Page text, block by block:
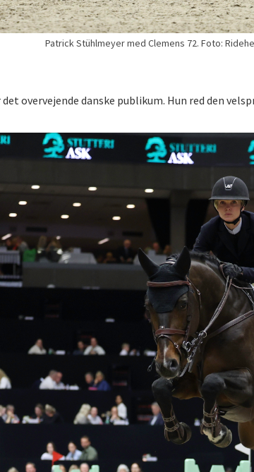
Patrick Stühlmeyer med Clemens 72. Foto:
overvejende danske publikum. Hun red den